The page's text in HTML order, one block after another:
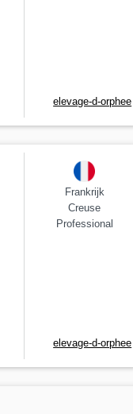
elevage-d-orphee
Frankrijk
Creuse
Professional
elevage-d-orphee